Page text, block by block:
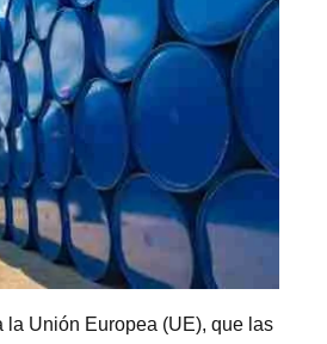
la Unión Europea (UE), que las